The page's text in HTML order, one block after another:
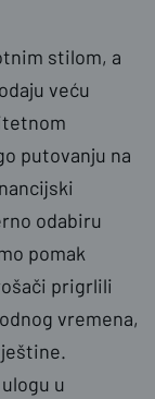
stilom, a
veću
putovanju na
odabiru
pomak
prigrlili
vremena,
u